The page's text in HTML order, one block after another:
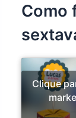
Como
Clique